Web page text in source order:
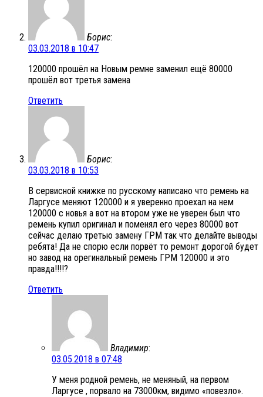
Борис:
03.03.2018 в 10:47
120000 прошёл на Новым ремне заменил ещё 80000
прошёл вот третья замена
Ответить
Борис:
03.03.2018 в 10:53
В сервисной книжке по русскому написано что ремень на
Ларгусе меняют 120000 и я уверенно проехал на нем
120000 с новья а вот на втором уже не уверен был что
ремень купил оригинал и поменял его через 80000 вот
сейчас делаю третью замену ГРМ так что делайте выводы
ребята! Да не спорю если порвёт то ремонт дорогой будет
но завод на орегинальный ремень ГРМ 120000 и это
правда!!!!?
Ответить
Владимир:
03.05.2018 в 07:48
У меня родной ремень, не меняный, на первом
Ларгусе , порвало на 73000км, видимо «повезло».